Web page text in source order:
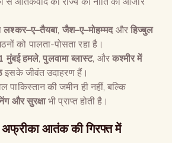
लश्कर–ए–तैयबा, जैश–ए–मोहम्मदऔरहिज्बुल
को पालता-पोसता रहा है।
मुंबई हमले,पुलवामा ब्लास्ट, औरकश्मीर में
इसके जीवंत उदाहरण हैं।
पाकिस्तान की जमीन ही नहीं, बल्कि
और सुरक्षाभी प्राप्त होती है।
अफ्रीका आतंक की गिरफ्त में